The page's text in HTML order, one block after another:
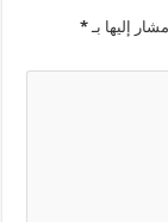
إليها بـ*